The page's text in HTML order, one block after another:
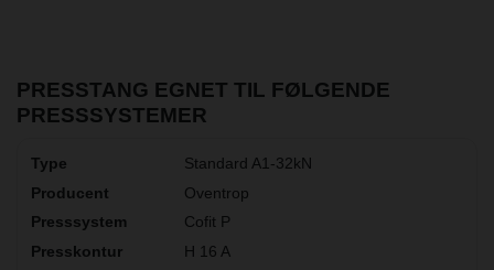
PRESSTANG EGNET TIL FØLGENDE
PRESSSYSTEMER
Standard A1-32kN
Oventrop
Cofit P
H 16 A